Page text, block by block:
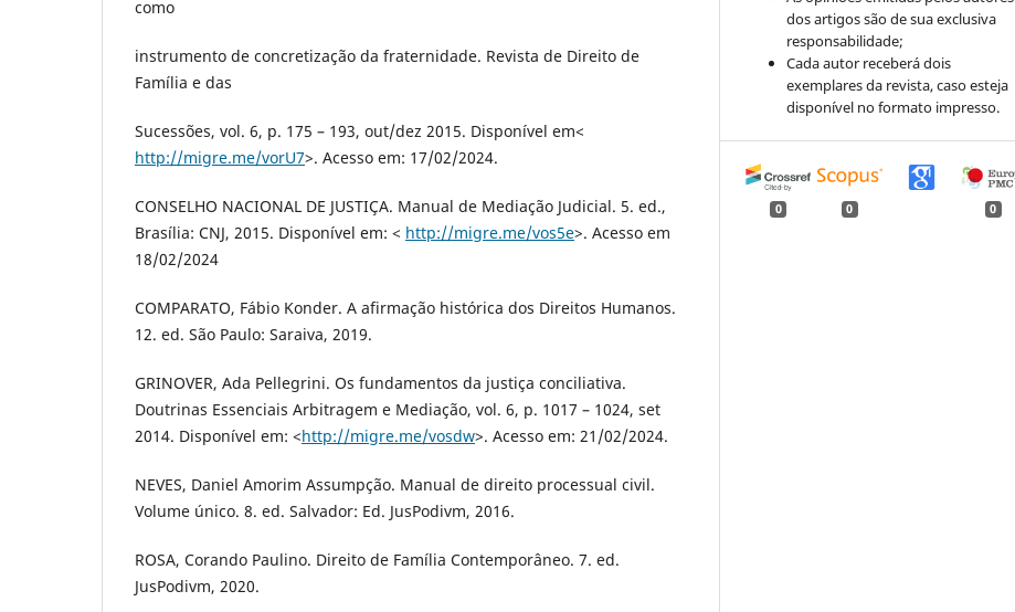
como
instrumento de concretização da fraternidade. Revista de Direito de
Família e das
Sucessões, vol. 6, p. 175 – 193, out/dez 2015. Disponível em<
http://migre.me/vorU7>. Acesso em: 17/02/2024.
CONSELHO NACIONAL DE JUSTIÇA. Manual de Mediação Judicial. 5. ed.,
Brasília: CNJ, 2015. Disponível em: < http://migre.me/vos5e>. Acesso em
18/02/2024
COMPARATO, Fábio Konder. A afirmação histórica dos Direitos Humanos.
12. ed. São Paulo: Saraiva, 2019.
GRINOVER, Ada Pellegrini. Os fundamentos da justiça conciliativa.
Doutrinas Essenciais Arbitragem e Mediação, vol. 6, p. 1017 – 1024, set
2014. Disponível em: <http://migre.me/vosdw>. Acesso em: 21/02/2024.
NEVES, Daniel Amorim Assumpção. Manual de direito processual civil.
Volume único. 8. ed. Salvador: Ed. JusPodivm, 2016.
ROSA, Corando Paulino. Direito de Família Contemporâneo. 7. ed.
JusPodivm, 2020.
dos artigos são de sua exclusiva
responsabilidade;
Cada autor receberá dois
exemplares da revista, caso esteja
disponível no formato impresso.
0 0 0